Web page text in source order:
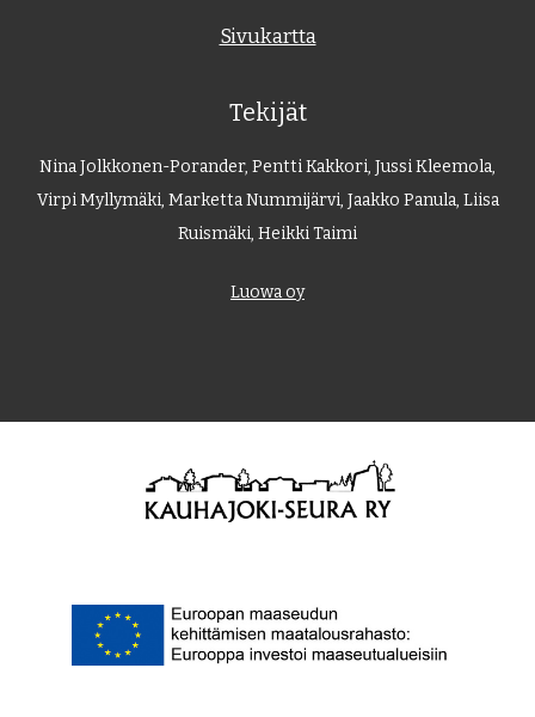
Sivukartta
Tekijät
Nina Jolkkonen-Porander, Pentti Kakkori, Jussi Kleemola,
Virpi Myllymäki, Marketta Nummijärvi, Jaakko Panula, Liisa
Ruismäki, Heikki Taimi
Luowa oy